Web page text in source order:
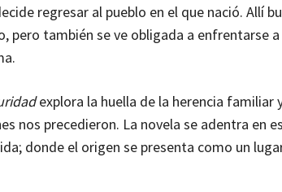
regresar al pueblo en el que nació. Allí
pero también se ve obligada a enfrentarse
explora la huella de la herencia familiar
nos precedieron. La novela se adentra en
donde el origen se presenta como un